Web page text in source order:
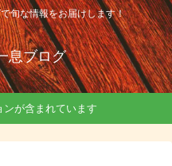
旬な情報をお届けします！
息ブログ
が含まれています